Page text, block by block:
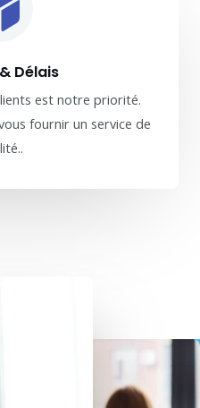
Délais
est notre priorité.
fournir un service de